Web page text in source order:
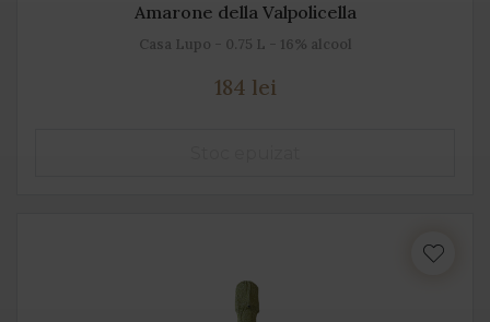
Amarone della Valpolicella
Casa Lupo - 0.75 L - 16% alcool
184 lei